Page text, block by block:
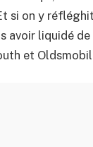
si on y
avoir liquidé de
et